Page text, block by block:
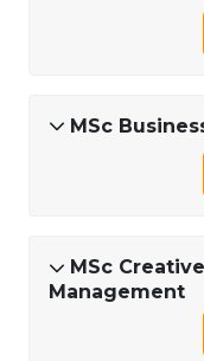
MSc
MSc
Management